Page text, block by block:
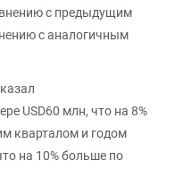
с предыдущим
с аналогичным
USD60 млн, что на 8%
кварталом и годом
на 10% больше по